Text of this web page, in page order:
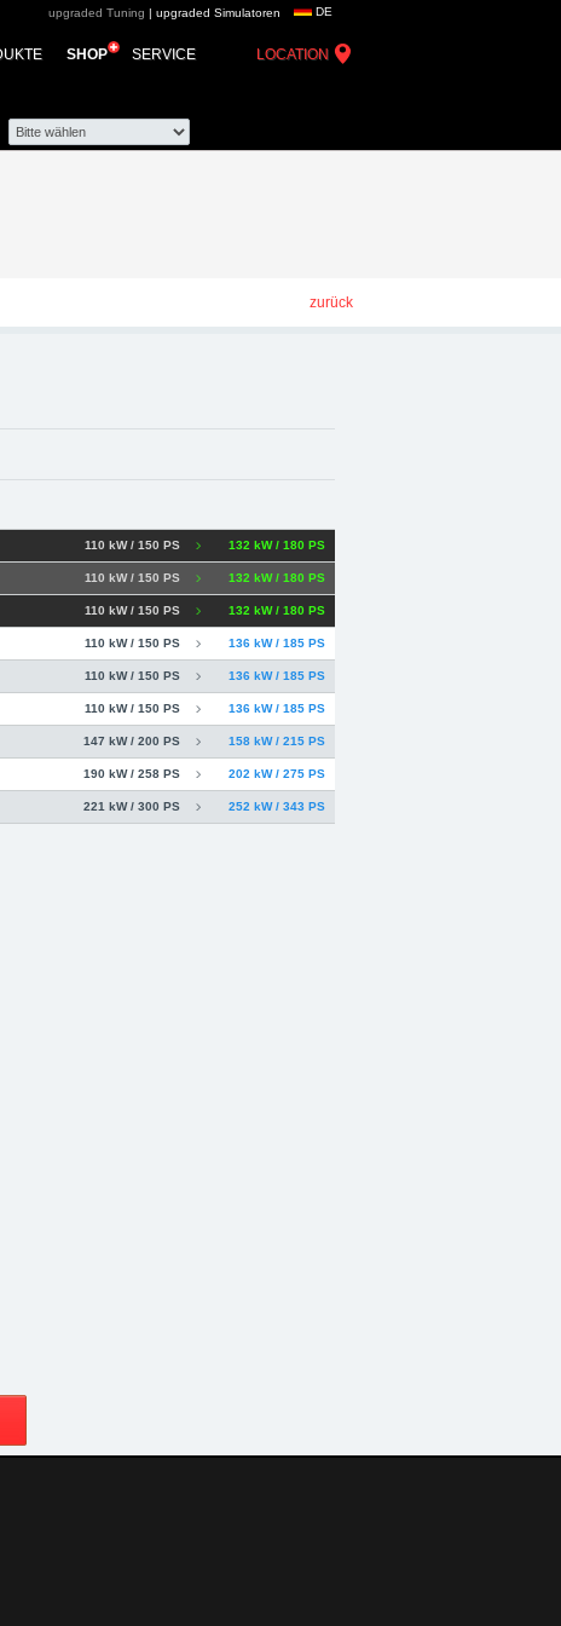
- Chiptuning,
DE
LOCATION
SERVICE
SHOP
upgraded Tuning | upgraded Simulatoren
zurück
132 kW / 180 PS
110 kW / 150 PS
132 kW / 180 PS
110 kW / 150 PS
132 kW / 180 PS
110 kW / 150 PS
136 kW / 185 PS
110 kW / 150 PS
136 kW / 185 PS
110 kW / 150 PS
136 kW / 185 PS
110 kW / 150 PS
158 kW / 215 PS
147 kW / 200 PS
202 kW / 275 PS
190 kW / 258 PS
252 kW / 343 PS
221 kW / 300 PS